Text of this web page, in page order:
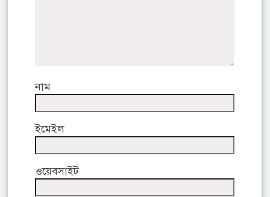
নাম
ইমেইল
ওয়েবসাইট